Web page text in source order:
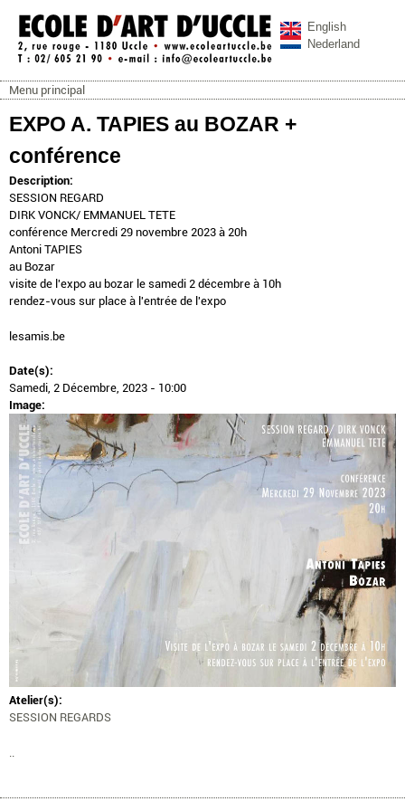
Aller au contenu principal
ecoleartuccle.be
English
Nederland
Menu principal
Menu principal
EXPO A. TAPIES au BOZAR +
conférence
Description:
SESSION REGARD
DIRK VONCK/ EMMANUEL TETE
conférence Mercredi 29 novembre 2023 à 20h
Antoni TAPIES
au Bozar
visite de l'expo au bozar le samedi 2 décembre à 10h
rendez-vous sur place à l'entrée de l'expo
lesamis.be
Date(s):
Samedi, 2 Décembre, 2023 - 10:00
Image:
Atelier(s):
SESSION REGARDS
..